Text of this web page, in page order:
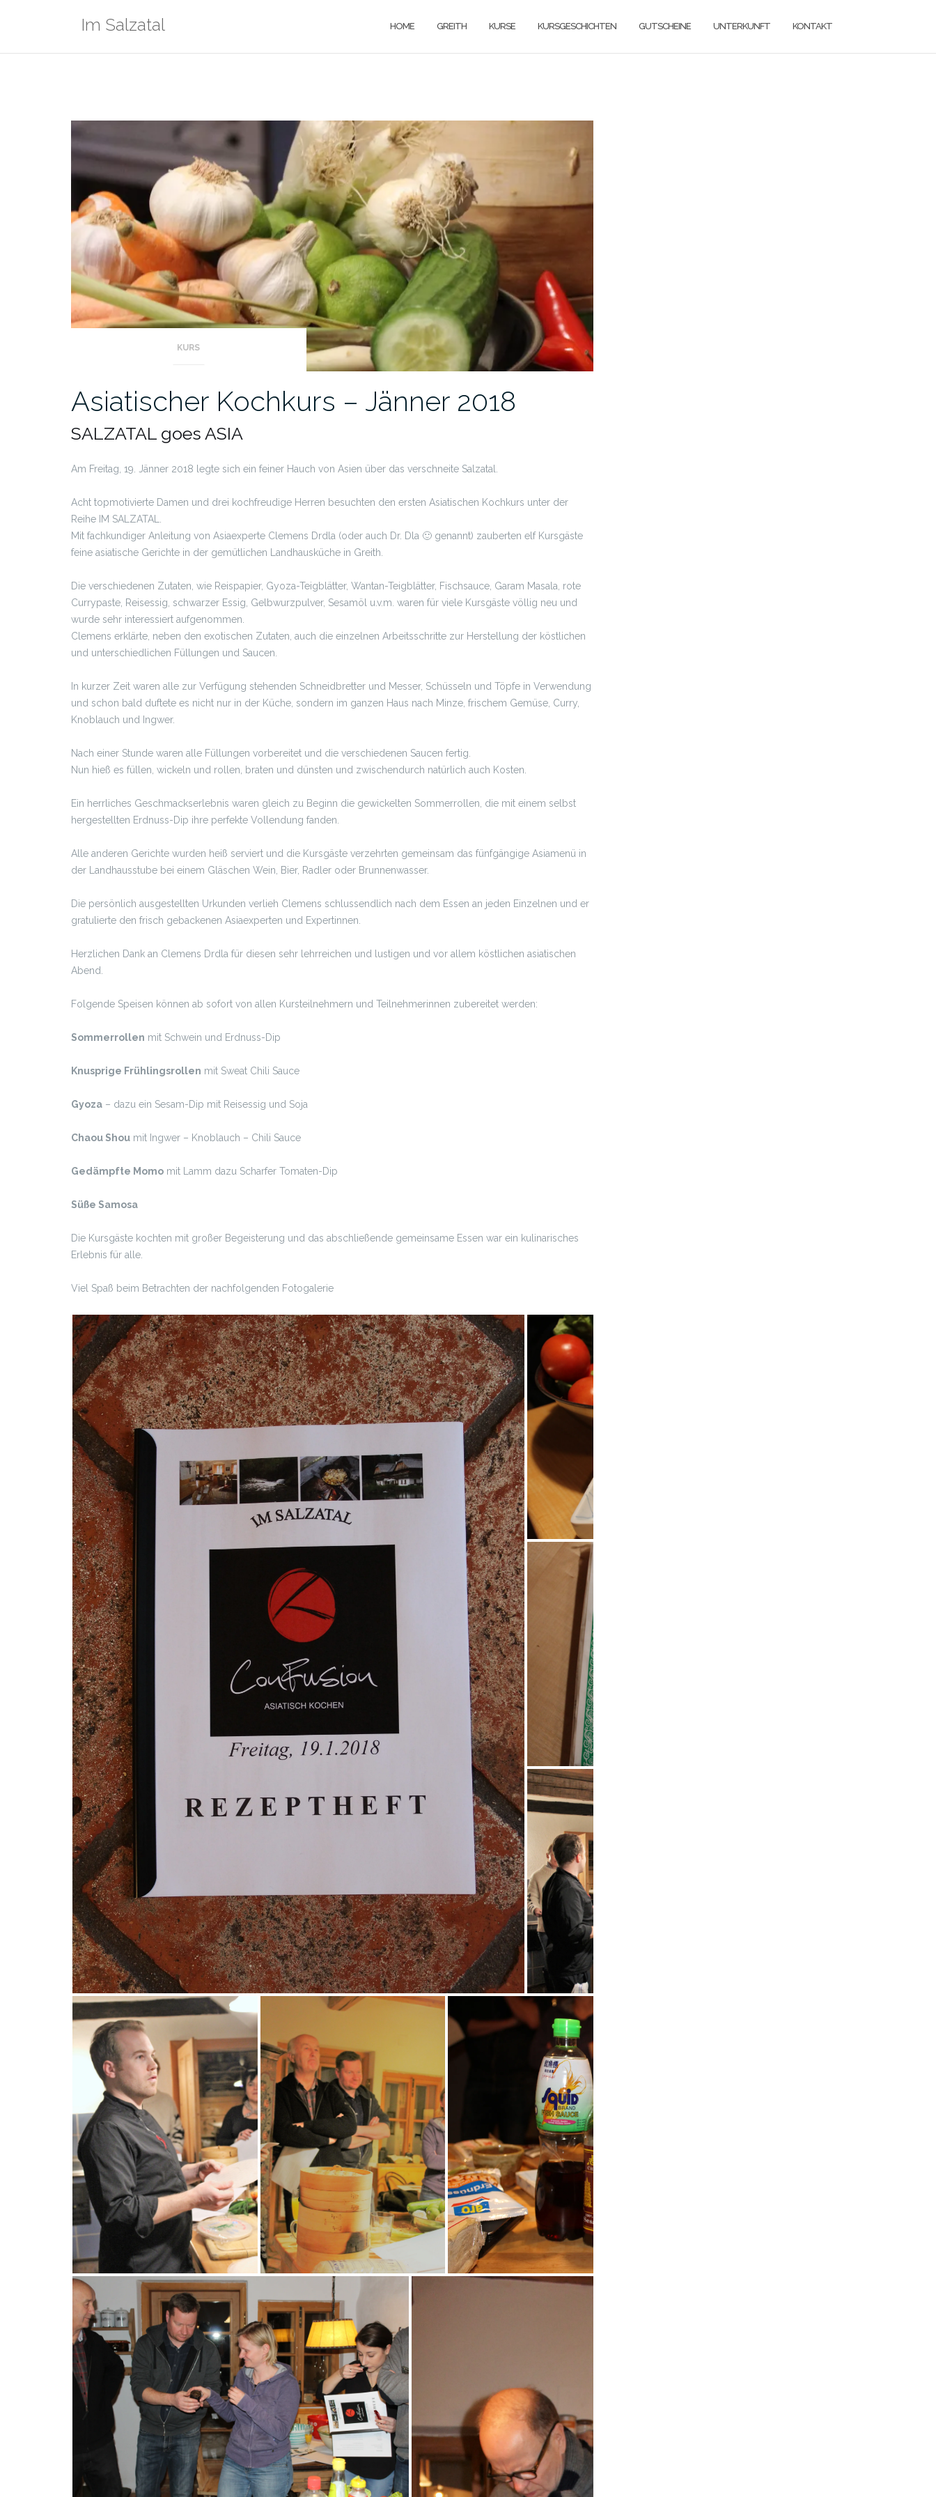
Im Salzatal HOME GREITH KURSE KURSGESCHICHTEN GUTSCHEINE UNTERKUNFT KONTAKT
KURS
Asiatischer Kochkurs – Jänner 2018
SALZATAL goes ASIA
Am Freitag, 19. Jänner 2018 legte sich ein feiner Hauch von Asien über das verschneite Salzatal.
Acht topmotivierte Damen und drei kochfreudige Herren besuchten den ersten Asiatischen Kochkurs unter der
Reihe IM SALZATAL.
Mit fachkundiger Anleitung von Asiaexperte Clemens Drdla (oder auch Dr. Dla 🙂 genannt) zauberten elf Kursgäste
feine asiatische Gerichte in der gemütlichen Landhausküche in Greith.
Die verschiedenen Zutaten, wie Reispapier, Gyoza-Teigblätter, Wantan-Teigblätter, Fischsauce, Garam Masala, rote
Currypaste, Reisessig, schwarzer Essig, Gelbwurzpulver, Sesamöl u.v.m. waren für viele Kursgäste völlig neu und
wurde sehr interessiert aufgenommen.
Clemens erklärte, neben den exotischen Zutaten, auch die einzelnen Arbeitsschritte zur Herstellung der köstlichen
und unterschiedlichen Füllungen und Saucen.
In kurzer Zeit waren alle zur Verfügung stehenden Schneidbretter und Messer, Schüsseln und Töpfe in Verwendung
und schon bald duftete es nicht nur in der Küche, sondern im ganzen Haus nach Minze, frischem Gemüse, Curry,
Knoblauch und Ingwer.
Nach einer Stunde waren alle Füllungen vorbereitet und die verschiedenen Saucen fertig.
Nun hieß es füllen, wickeln und rollen, braten und dünsten und zwischendurch natürlich auch Kosten.
Ein herrliches Geschmackserlebnis waren gleich zu Beginn die gewickelten Sommerrollen, die mit einem selbst
hergestellten Erdnuss-Dip ihre perfekte Vollendung fanden.
Alle anderen Gerichte wurden heiß serviert und die Kursgäste verzehrten gemeinsam das fünfgängige Asiamenü in
der Landhausstube bei einem Gläschen Wein, Bier, Radler oder Brunnenwasser.
Die persönlich ausgestellten Urkunden verlieh Clemens schlussendlich nach dem Essen an jeden Einzelnen und er
gratulierte den frisch gebackenen Asiaexperten und Expertinnen.
Herzlichen Dank an Clemens Drdla für diesen sehr lehrreichen und lustigen und vor allem köstlichen asiatischen
Abend.
Folgende Speisen können ab sofort von allen Kursteilnehmern und Teilnehmerinnen zubereitet werden:
Sommerrollen mit Schwein und Erdnuss-Dip
Knusprige Frühlingsrollen mit Sweat Chili Sauce
Gyoza – dazu ein Sesam-Dip mit Reisessig und Soja
Chaou Shou mit Ingwer – Knoblauch – Chili Sauce
Gedämpfte Momo mit Lamm dazu Scharfer Tomaten-Dip
Süße Samosa
Die Kursgäste kochten mit großer Begeisterung und das abschließende gemeinsame Essen war ein kulinarisches
Erlebnis für alle.
Viel Spaß beim Betrachten der nachfolgenden Fotogalerie